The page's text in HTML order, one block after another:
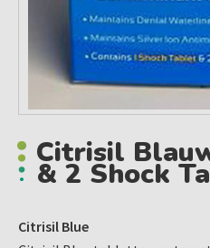
Citrisil
& 2 Shock
Citrisil Blue